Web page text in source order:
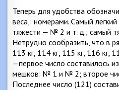
Теперь для удобства
веса,: номерами. Самый
тяжести — № 2 и т. д.; самый
Нетрудно сообразить, что в
113 кг, 114 кг, 115 кг, 116 кг,
—первое число составилось
мешков: № 1 и № 2; второе
Последнее число (121)